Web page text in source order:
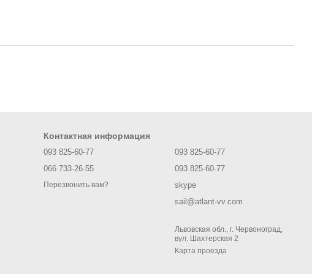
Контактная информация
093 825-60-77
066 733-26-55
Перезвонить вам?
093 825-60-77
093 825-60-77
skype
sail@atlant-vv.com
Львовская обл., г. Червоноград,
вул. Шахтерская 2
Карта проезда